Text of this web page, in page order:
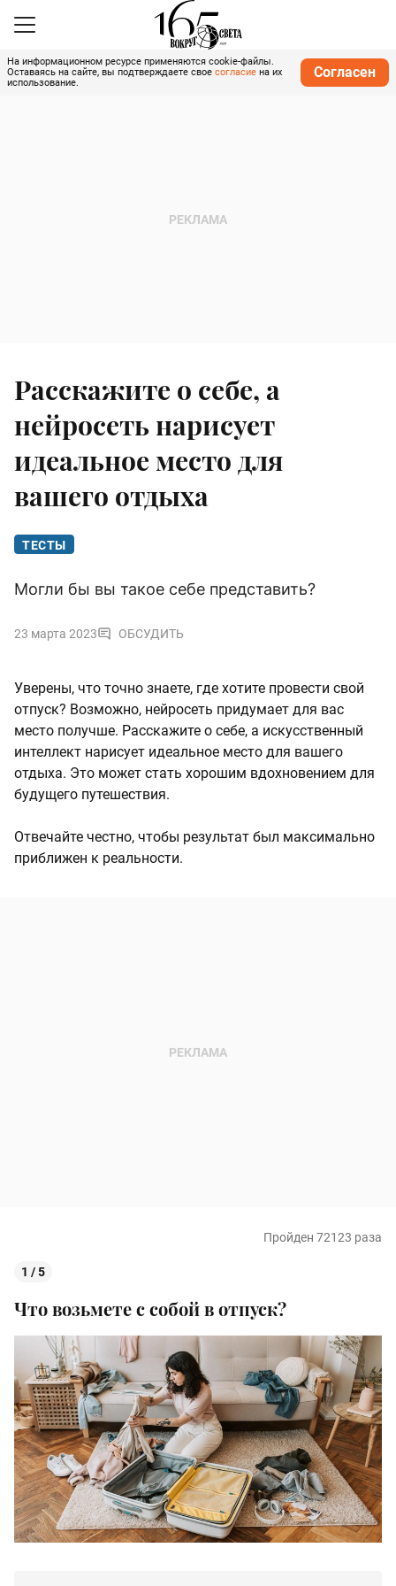
На информационном ресурсе применяются cookie-файлы.
Оставаясь на сайте, вы подтверждаете свое согласие на их
использование.
Согласен
Расскажите о себе, а
нейросеть нарисует
идеальное место для
вашего отдыха
ТЕСТЫ
Могли бы вы такое себе представить?
23 марта 2023 ОБСУДИТЬ
Уверены, что точно знаете, где хотите провести свой
отпуск? Возможно, нейросеть придумает для вас
место получше. Расскажите о себе, а искусственный
интеллект нарисует идеальное место для вашего
отдыха. Это может стать хорошим вдохновением для
будущего путешествия.
Отвечайте честно, чтобы результат был максимально
приближен к реальности.
Пройден 72123 раза
1 / 5
Что возьмете с собой в отпуск?